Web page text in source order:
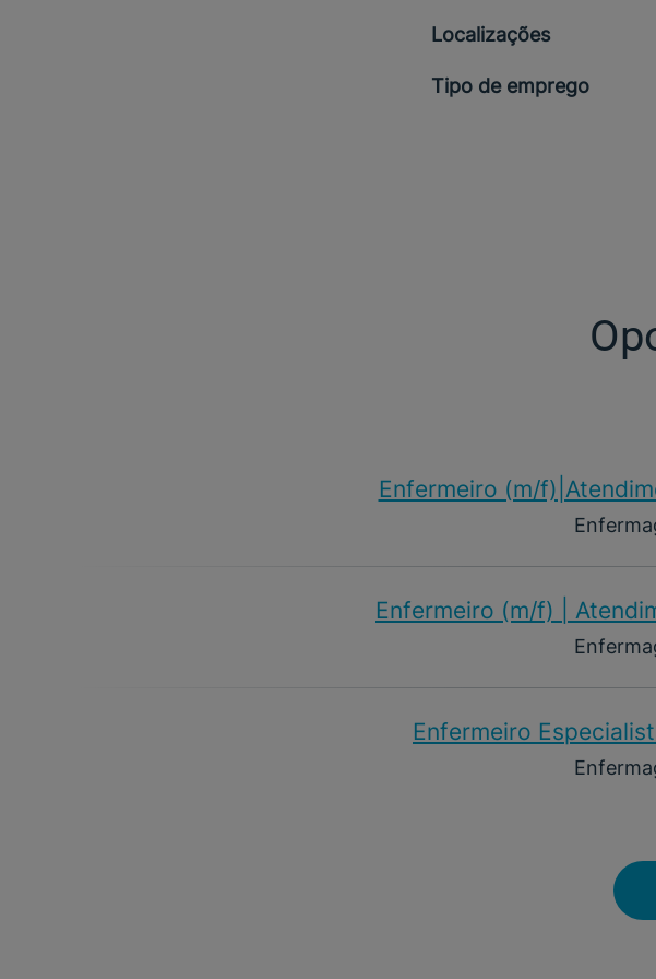
Localizações
Tipo de emprego
Enfermeiro (m/
Enfermeiro (m/f)​ |
Enfermeiro